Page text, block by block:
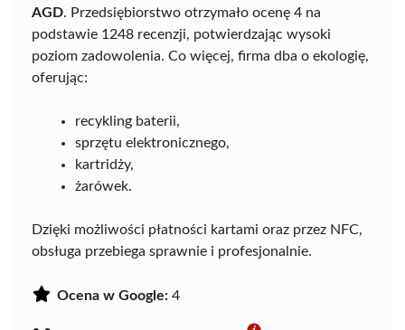
AGD. Przedsiębiorstwo otrzymało ocenę 4 na
podstawie 1248 recenzji, potwierdzając wysoki
poziom zadowolenia. Co więcej, firma dba o ekologię,
oferując:
recykling baterii,
sprzętu elektronicznego,
kartridży,
żarówek.
Dzięki możliwości płatności kartami oraz przez NFC,
obsługa przebiega sprawnie i profesjonalnie.
Ocena w Google: 4